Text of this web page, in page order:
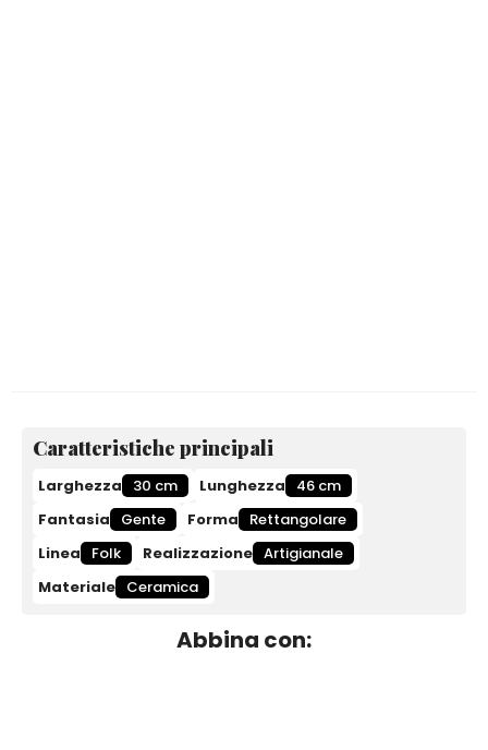
Caratteristiche principali
Larghezza 30 cm Lunghezza
46 cm
Fantasia
Gente Forma
Rettangolare
Linea
Folk Realizzazione Artigianale
Materiale Ceramica
Abbina con: